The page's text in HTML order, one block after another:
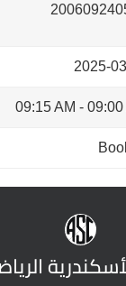
2025-
09:00
-
09:15 AM